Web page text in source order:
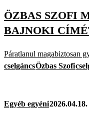
ÖZBAS SZOFI
BAJNOKI
Páratlanul magabiztosan
cselgáncsÖzbas Szofi
Egyéb egyéni